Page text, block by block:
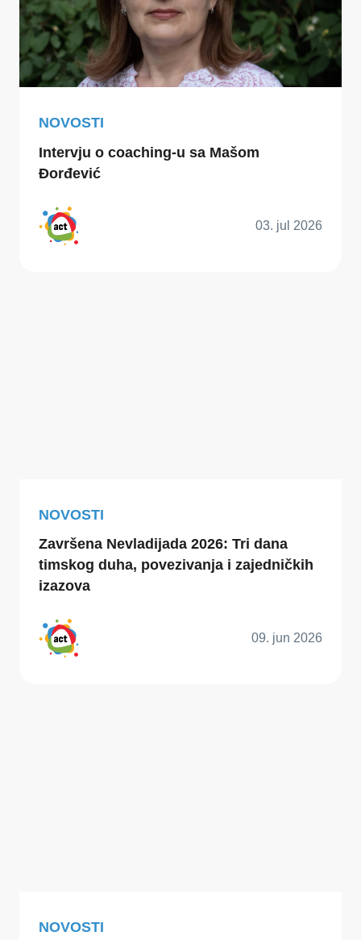
NOVOSTI
Intervju o coaching-u sa Mašom
Đorđević
03. jul 2026
NOVOSTI
Završena Nevladijada 2026: Tri dana
timskog duha, povezivanja i zajedničkih
izazova
09. jun 2026
NOVOSTI